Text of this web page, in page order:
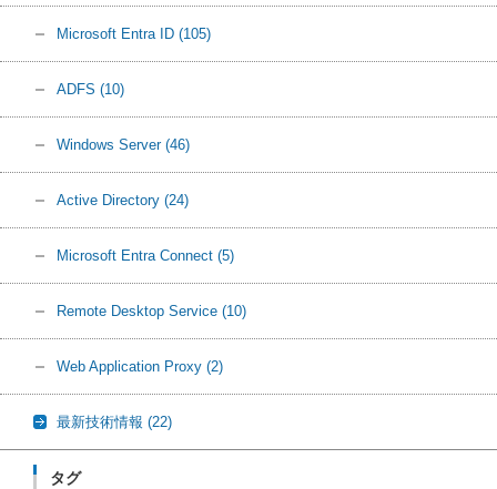
Microsoft Entra ID (105)
ADFS (10)
Windows Server (46)
Active Directory (24)
Microsoft Entra Connect (5)
Remote Desktop Service (10)
Web Application Proxy (2)
最新技術情報 (22)
タグ